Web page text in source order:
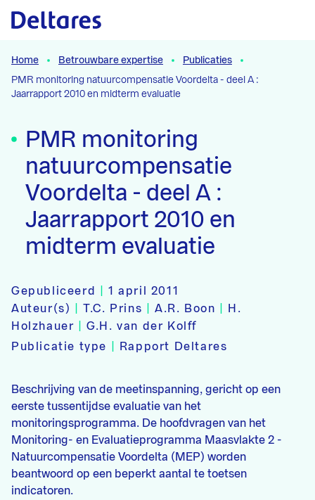
Naar hoofdcontent
Home Betrouwbare expertise
Publicaties
PMR monitoring natuurcompensatie Voordelta - deel A :
Jaarrapport 2010 en midterm evaluatie
PMR monitoring
natuurcompensatie
Voordelta - deel A :
Jaarrapport 2010 en
midterm evaluatie
Gepubliceerd |1 april 2011
Auteur(s)
|T.C. Prins |A.R. Boon
H.
Holzhauer
|G.H. van der Kolff
Publicatie type
Rapport Deltares
Beschrijving van de meetinspanning, gericht op een
eerste tussentijdse evaluatie van het
monitoringsprogramma. De hoofdvragen van het
Monitoring- en Evaluatieprogramma Maasvlakte 2 -
Natuurcompensatie Voordelta (MEP) worden
beantwoord op een beperkt aantal te toetsen
indicatoren.